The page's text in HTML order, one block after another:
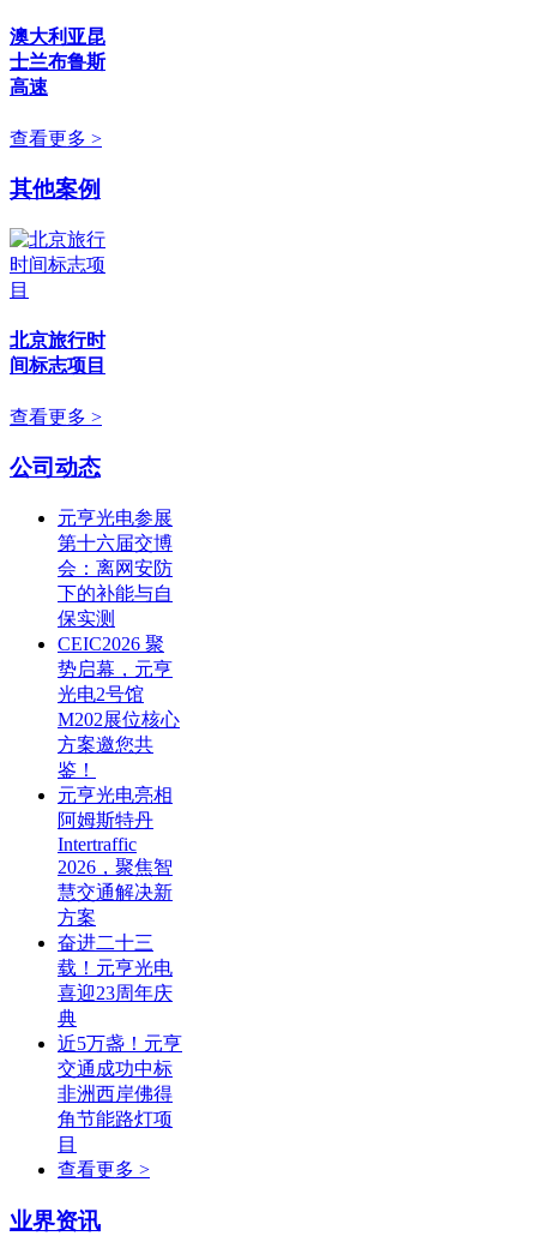
澳大利亚昆
士兰布鲁斯
高速
查看更多 >
其他案例
北京旅行时
间标志项目
查看更多 >
公司动态
元亨光电参展
第十六届交博
会：离网安防
下的补能与自
保实测
CEIC2026 聚
势启幕，元亨
光电2号馆
M202展位核心
方案邀您共
鉴！
元亨光电亮相
阿姆斯特丹
Intertraffic
2026，聚焦智
慧交通解决新
方案
奋进二十三
载！元亨光电
喜迎23周年庆
典
近5万盏！元亨
交通成功中标
非洲西岸佛得
角节能路灯项
目
查看更多 >
业界资讯